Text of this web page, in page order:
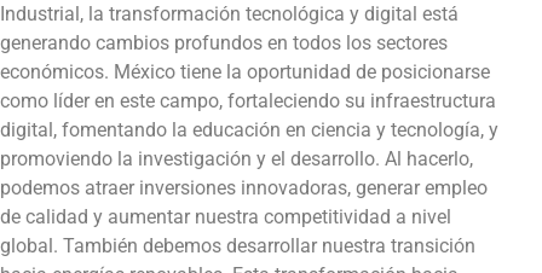
Industrial, la transformación tecnológica y digital está
generando cambios profundos en todos los sectores
económicos. México tiene la oportunidad de posicionarse
como líder en este campo, fortaleciendo su infraestructura
digital, fomentando la educación en ciencia y tecnología, y
promoviendo la investigación y el desarrollo. Al hacerlo,
podemos atraer inversiones innovadoras, generar empleo
de calidad y aumentar nuestra competitividad a nivel
global. También debemos desarrollar nuestra transición